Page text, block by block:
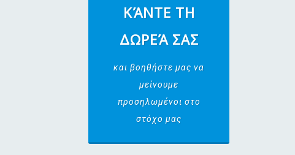
ΚΆΝΤΕ ΤΗ
ΔΩΡΕΆ ΣΑΣ
και βοηθήστε μας να
μείνουμε
προσηλωμένοι στο
στόχο μας